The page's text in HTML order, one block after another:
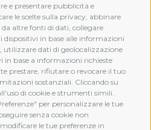
e presentare pubblicità e
le scelte sulla privacy, abbinare
altre fonti di dati, collegare
dispositivi in base alle informazioni
dati di geolocalizzazione
in base a informazioni richieste
prestare, rifiutare o revocare il tuo
sostanziali. Cliccando su
di cookie e strumenti simili.
per personalizzare le tue
senza cookie non
le tue preferenze in